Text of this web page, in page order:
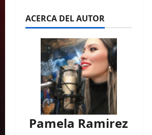
ACERCA DEL AUTOR
Pamela Ramirez